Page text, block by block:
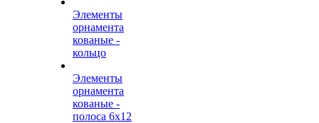
Элементы
орнамента
кованые -
кольцо
Элементы
орнамента
кованые -
полоса 6х12